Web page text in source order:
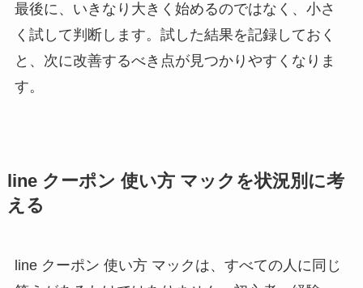
最後に、いきなり大きく始めるのではなく、小さ
く試して判断します。試した結果を記録しておく
と、次に改善するべき点が見つかりやすくなりま
す。
line クーポン 使い方 マックを状況別に考
える
line クーポン 使い方 マックは、すべての人に同じ